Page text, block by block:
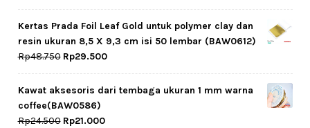
price
was:
Rp47.000.
price
is:
Rp35.000.
Kertas Prada Foil Leaf Gold untuk polymer clay dan
resin ukuran 8,5 X 9,3 cm isi 50 lembar (BAW0612)
Rp48.750 Original
price
was:
Rp48.750.
Rp29.500Current
price
is:
Kawat aksesoris dari tembaga ukuran 1 mm warna
coffee(BAW0586)
Rp24.500 Original
Rp21.000Current